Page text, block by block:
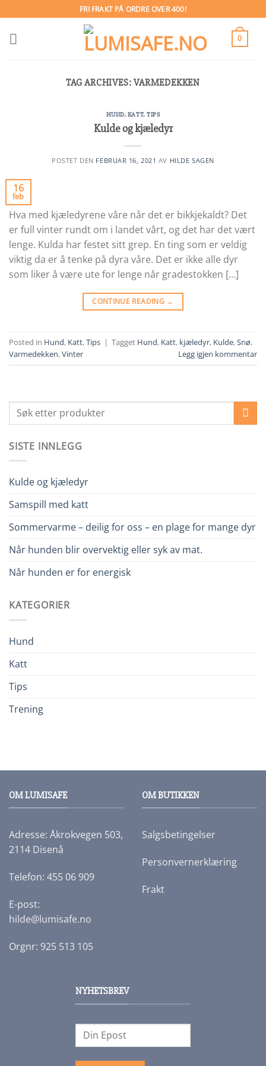
to
content
FRI FRAKT PÅ ORDRE OVER 400!
0
TAG ARCHIVES:VARMEDEKKEN
HUND, KATT,TIPS
Kulde og kjæledyr
POSTET DEN FEBRUAR 16, 2021 AV HILDE SAGEN
16
feb
Hva med kjæledyrene våre når det er bikkjekaldt? Det
er full vinter rundt om i landet vårt, og det har det vært
lenge. Kulda har festet sitt grep. En ting som er veldig
viktig da er å tenke på dyra våre. Det er ikke alle dyr
som liker å være ute for lenge når gradestokken […]
CONTINUE READING →
Posted in Hund, Katt,Tips | Tagget Hund, Katt, kjæledyr, Kulde,Snø,
Varmedekken,Vinter Legg igjen kommentar
SISTE INNLEGG
Kulde og kjæledyr
Samspill med katt
Sommervarme – deilig for oss – en plage for mange dyr
Når hunden blir overvektig eller syk av mat.
Når hunden er for energisk
KATEGORIER
Hund
Katt
Tips
Trening
OM LUMISAFE
Adresse: Åkrokvegen 503,
2114 Disenå
Telefon: 455 06 909
E-post:
hilde@lumisafe.no
Orgnr: 925 513 105
OM BUTIKKEN
Salgsbetingelser
Personvernerklæring
Frakt
NYHETSBREV